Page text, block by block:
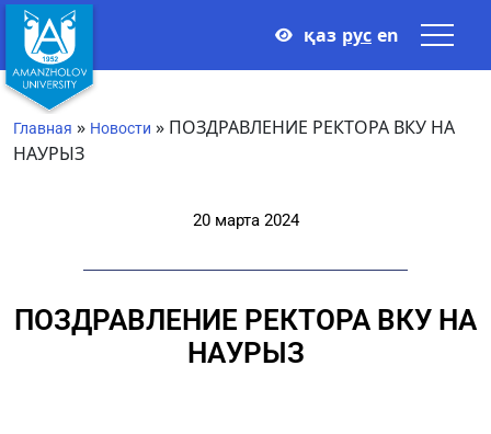
қаз рус en
Главная » Новости » ПОЗДРАВЛЕНИЕ РЕКТОРА ВКУ НА
НАУРЫЗ
20 марта 2024
ПОЗДРАВЛЕНИЕ РЕКТОРА ВКУ НА
НАУРЫЗ